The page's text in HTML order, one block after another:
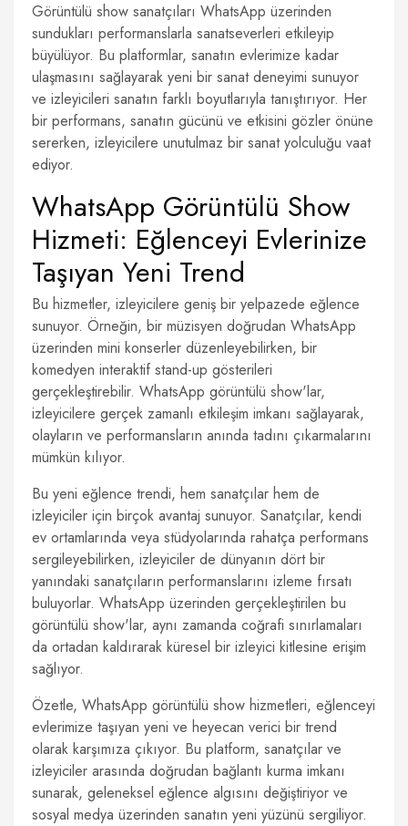
Görüntülü show sanatçıları WhatsApp üzerinden
sundukları performanslarla sanatseverleri etkileyip
büyülüyor. Bu platformlar, sanatın evlerimize kadar
ulaşmasını sağlayarak yeni bir sanat deneyimi sunuyor
ve izleyicileri sanatın farklı boyutlarıyla tanıştırıyor. Her
bir performans, sanatın gücünü ve etkisini gözler önüne
sererken, izleyicilere unutulmaz bir sanat yolculuğu vaat
ediyor.
WhatsApp Görüntülü Show
Hizmeti: Eğlenceyi Evlerinize
Taşıyan Yeni Trend
Bu hizmetler, izleyicilere geniş bir yelpazede eğlence
sunuyor. Örneğin, bir müzisyen doğrudan WhatsApp
üzerinden mini konserler düzenleyebilirken, bir
komedyen interaktif stand-up gösterileri
gerçekleştirebilir. WhatsApp görüntülü show'lar,
izleyicilere gerçek zamanlı etkileşim imkanı sağlayarak,
olayların ve performansların anında tadını çıkarmalarını
mümkün kılıyor.
Bu yeni eğlence trendi, hem sanatçılar hem de
izleyiciler için birçok avantaj sunuyor. Sanatçılar, kendi
ev ortamlarında veya stüdyolarında rahatça performans
sergileyebilirken, izleyiciler de dünyanın dört bir
yanındaki sanatçıların performanslarını izleme fırsatı
buluyorlar. WhatsApp üzerinden gerçekleştirilen bu
görüntülü show'lar, aynı zamanda coğrafi sınırlamaları
da ortadan kaldırarak küresel bir izleyici kitlesine erişim
sağlıyor.
Özetle, WhatsApp görüntülü show hizmetleri, eğlenceyi
evlerimize taşıyan yeni ve heyecan verici bir trend
olarak karşımıza çıkıyor. Bu platform, sanatçılar ve
izleyiciler arasında doğrudan bağlantı kurma imkanı
sunarak, geleneksel eğlence algısını değiştiriyor ve
sosyal medya üzerinden sanatın yeni yüzünü sergiliyor.